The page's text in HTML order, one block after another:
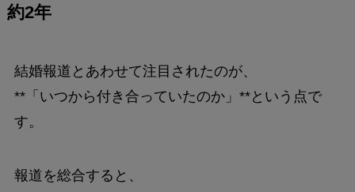
約2年
結婚報道とあわせて注目されたのが、
**「いつから付き合っていたのか」**という点で
す。
報道を総合すると、